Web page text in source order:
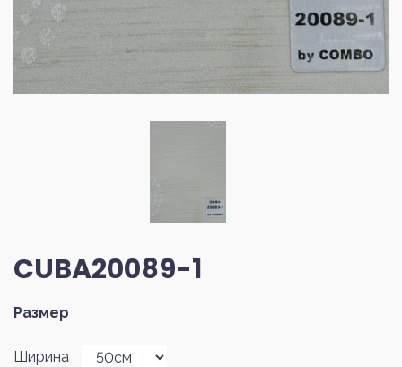
CUBA20089-1
Размер
Ширина